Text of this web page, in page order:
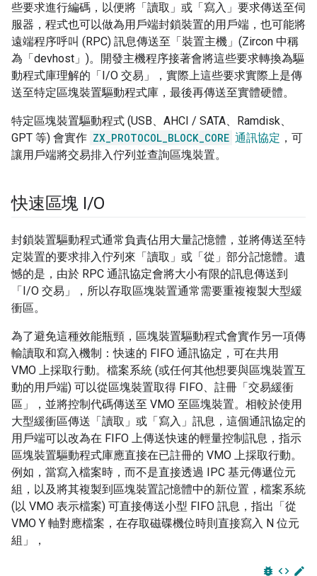
些要求進行編碼，以便將「讀取」或「寫入」要求傳送至伺
服器，程式也可以做為用戶端封鎖裝置的用戶端，也可能將
遠端程序呼叫 (RPC) 訊息傳送至「裝置主機」(Zircon 中稱
為「devhost」)。開發主機程序接著會將這些要求轉換為驅
動程式庫理解的「I/O 交易」，實際上這些要求實際上是傳
送至特定區塊裝置驅動程式庫，最後再傳送至實體硬體。
特定區塊裝置驅動程式 (USB、AHCI / SATA、Ramdisk、
GPT 等) 會實作 ZX_PROTOCOL_BLOCK_CORE 通訊協定 ，可
讓用戶端將交易排入佇列並查詢區塊裝置。
快速區塊 I/O
封鎖裝置驅動程式通常負責佔用大量記憶體，並將傳送至特
定裝置的要求排入佇列來「讀取」或「從」部分記憶體。遺
憾的是，由於 RPC 通訊協定會將大小有限的訊息傳送到
「I/O 交易」，所以存取區塊裝置通常需要重複複製大型緩
衝區。
為了避免這種效能瓶頸，區塊裝置驅動程式會實作另一項傳
輸讀取和寫入機制：快速的 FIFO 通訊協定，可在共用
VMO 上採取行動。檔案系統 (或任何其他想要與區塊裝置互
動的用戶端) 可以從區塊裝置取得 FIFO、註冊「交易緩衝
區」，並將控制代碼傳送至 VMO 至區塊裝置。相較於使用
大型緩衝區傳送「讀取」或「寫入」訊息，這個通訊協定的
用戶端可以改為在 FIFO 上傳送快速的輕量控制訊息，指示
區塊裝置驅動程式庫應直接在已註冊的 VMO 上採取行動。
例如，當寫入檔案時，而不是直接透過 IPC 基元傳遞位元
組，以及將其複製到區塊裝置記憶體中的新位置，檔案系統
(以 VMO 表示檔案) 可直接傳送小型 FIFO 訊息，指出「從
VMO Y 軸對應檔案，在存取磁碟機位時則直接寫入 N 位元
組」，
bug_report code edit